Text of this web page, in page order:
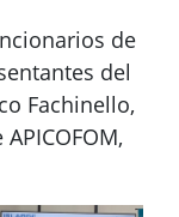
de
del
Fachinello,